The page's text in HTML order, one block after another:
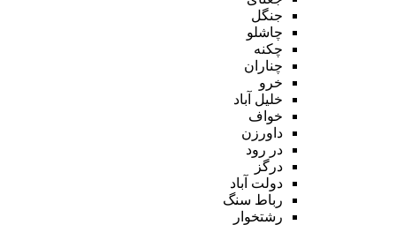
جنگل
چاشلو
چکنه
چناران
خرو
خلیل آباد
خواف
داورزن
در رود
درگز
دولت آباد
رباط سنگ
رشتخوار